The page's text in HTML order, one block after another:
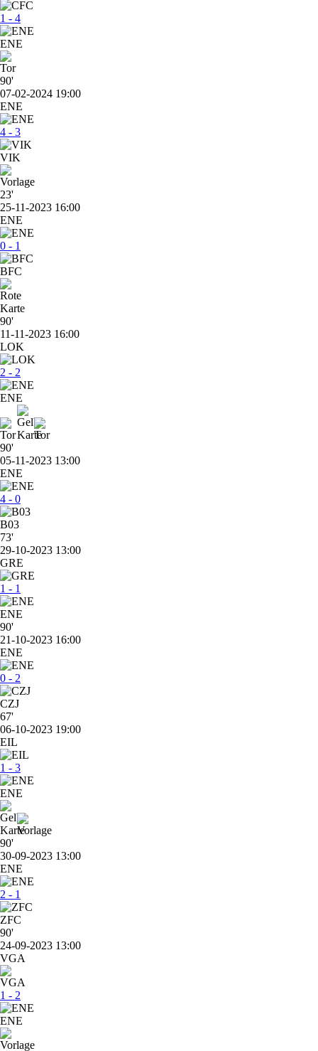
1 - 4
ENE
90'
07-02-2024 19:00
ENE
4 - 3
VIK
23'
25-11-2023 16:00
ENE
0 - 1
BFC
90'
11-11-2023 16:00
LOK
2 - 2
ENE
90'
05-11-2023 13:00
ENE
4 - 0
B03
73'
29-10-2023 13:00
GRE
1 - 1
ENE
90'
21-10-2023 16:00
ENE
0 - 2
CZJ
67'
06-10-2023 19:00
EIL
1 - 3
ENE
90'
30-09-2023 13:00
ENE
2 - 1
ZFC
90'
24-09-2023 13:00
VGA
1 - 2
ENE